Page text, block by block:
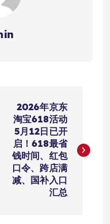
2026年京东
淘宝618活动
5月12日已开
启！618最省
钱时间、红包
口令、跨店满
减、国补入口
汇总